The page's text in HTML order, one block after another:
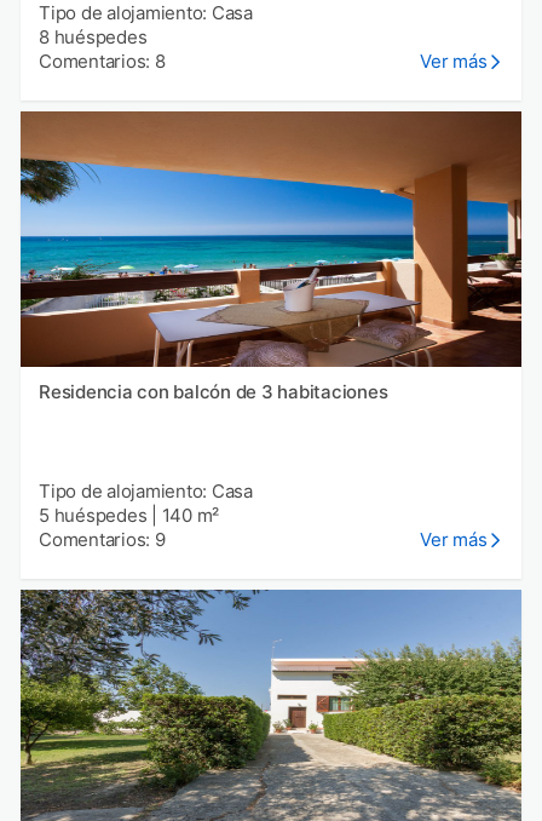
Tipo de alojamiento: Casa
8 huéspedes
Comentarios: 8
Ver más
Residencia con balcón de 3 habitaciones
Tipo de alojamiento: Casa
5 huéspedes
140 m²
Comentarios: 9
Ver más